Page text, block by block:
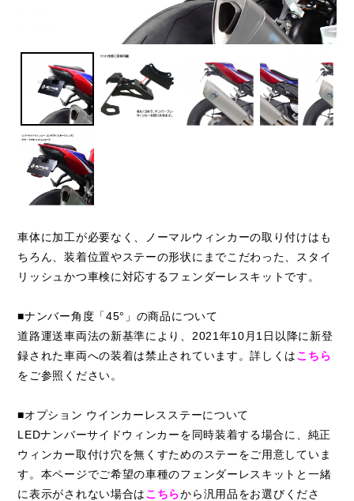
車体に加工が必要なく、ノーマルウィンカーの取り付けはも
ちろん、装着位置やステーの形状にまでこだわった、スタイ
リッシュかつ車検に対応するフェンダーレスキットです。
■ナンバー角度「45°」の商品について
道路運送車両法の新基準により、2021年10月1日以降に新登
録された車両への装着は禁止されています。詳しくはこちら
をご参照ください。
■オプション ウインカーレスステーについて
LEDナンバーサイドウィンカーを同時装着する場合に、純正
ウィンカー取付け穴を無くすためのステーをご用意していま
す。本ページでご希望の車種のフェンダーレスキットと一緒
に表示がされない場合はこちらから汎用品をお選びくださ